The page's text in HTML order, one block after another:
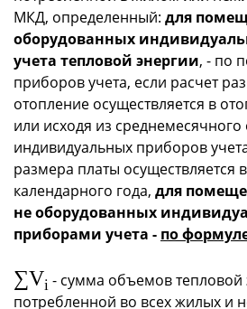
МКД, определенный: для
оборудованных
учета тепловой энергии, - по
приборов учета, если расчет
отопление осуществляется в
или исходя из
индивидуальных приборов
размера платы осуществляется
календарного года, для
не оборудованных
приборами учета - по
∑Vi - сумма объемов тепловой
потребленной во всех жилых и